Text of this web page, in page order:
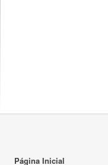
Página Inicial